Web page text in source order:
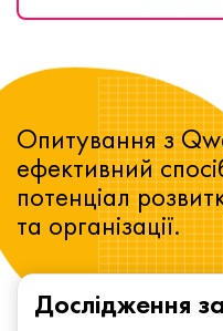
Дослідження
Опитування з
ефективний
потенціал
та організації.